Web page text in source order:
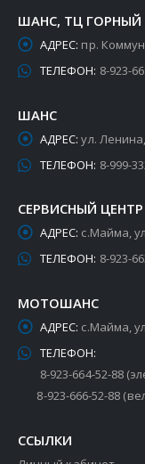
ШАНС, ТЦ ГОРНЫЙ
АДРЕС: пр.
ТЕЛЕФОН: 8-923-
ШАНС
АДРЕС: ул.
ТЕЛЕФОН: 8-999-
СЕРВИСНЫЙ ЦЕНТР
АДРЕС: с.Майма,
ТЕЛЕФОН: 8-923-
МОТОШАНС
АДРЕС: с.Майма,
ТЕЛЕФОН:
8-923-664-52-88
8-923-666-52-88
ССЫЛКИ